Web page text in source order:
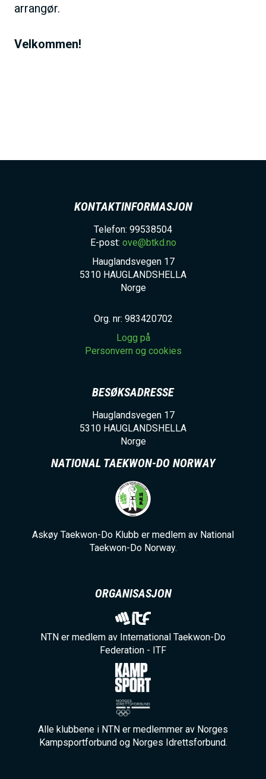
arrangør.
Velkommen!
KONTAKTINFORMASJON
Telefon: 99538504
E-post: ove@btkd.no
Hauglandsvegen 17
5310 HAUGLANDSHELLA
Norge
Org. nr: 983420702
Logg på
Personvern og cookies
BESØKSADRESSE
Hauglandsvegen 17
5310 HAUGLANDSHELLA
Norge
NATIONAL TAEKWON-DO NORWAY
Askøy Taekwon-Do Klubb er medlem av National
Taekwon-Do Norway.
ORGANISASJON
NTN er medlem av International Taekwon-Do
Federation - ITF
Alle klubbene i NTN er medlemmer av Norges
Kampsportforbund og Norges Idrettsforbund.